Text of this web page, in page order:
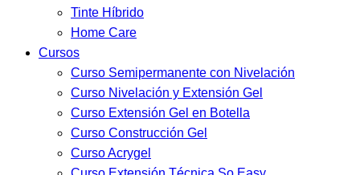
Tinte Híbrido
Home Care
Cursos
Curso Semipermanente con Nivelación
Curso Nivelación y Extensión Gel
Curso Extensión Gel en Botella
Curso Construcción Gel
Curso Acrygel